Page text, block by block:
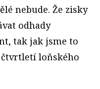
nebude. Že zisky
odhady
tak jak jsme to
loňského